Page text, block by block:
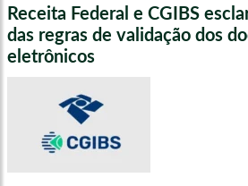
Receita Federal e CGIBS
das regras de validação dos
eletrônicos